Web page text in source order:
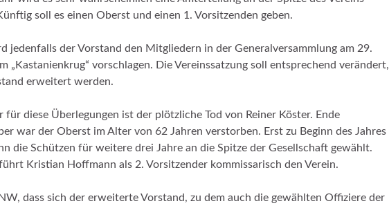
soll es einen Oberst und einen 1. Vorsitzenden geben.
jedenfalls der Vorstand den Mitgliedern in der Generalversammlung am 29.
„Kastanienkrug“ vorschlagen. Die Vereinssatzung soll entsprechend verändert,
erweitert werden.
für diese Überlegungen ist der plötzliche Tod von Reiner Köster. Ende
war der Oberst im Alter von 62 Jahren verstorben. Erst zu Beginn des Jahres
die Schützen für weitere drei Jahre an die Spitze der Gesellschaft gewählt.
Kristian Hoffmann als 2. Vorsitzender kommissarisch den Verein.
dass sich der erweiterte Vorstand, zu dem auch die gewählten Offiziere der